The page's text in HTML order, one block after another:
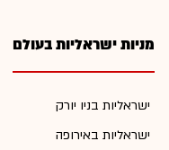
מניות ישראליות בעולם
ישראליות בניו יורק
ישראליות באירופה